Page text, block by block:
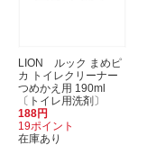
LION ルック まめピ
カ トイレクリーナー
つめかえ用 190ml
〔トイレ用洗剤〕
188円
19ポイント
在庫あり